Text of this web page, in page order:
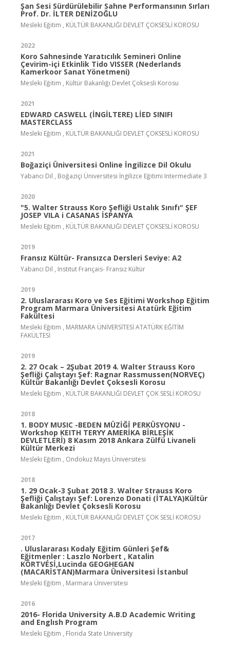
Şan Sesi Sürdürülebilir Sahne Performansının Sırları
Prof. Dr. İLTER DENİZOĞLU
Mesleki Eğitim , KÜLTÜR BAKANLIĞI DEVLET ÇOKSESLİ KOROSU
2022
Koro Sahnesinde Yaratıcılık Semineri Online
Çevirim-içi Etkinlik Tido VISSER (Nederlands
Kamerkoor Sanat Yönetmeni)
Mesleki Eğitim , Kültür Bakanlığı Devlet Çoksesli Korosu
2021
EDWARD CASWELL (İNGİLTERE) LİED SINIFI
MASTERCLASS
Mesleki Eğitim , KÜLTÜR BAKANLIĞI DEVLET ÇOKSESLİ KOROSU
2021
Boğaziçi Üniversitesi Online İngilizce Dil Okulu
Yabancı Dil , Boğaziçi Üniversitesi İngilizce Eğitimi Intermediate 3
2020
"5. Walter Strauss Koro Şefliği Ustalık Sınıfı" ŞEF
JOSEP VILA i CASANAS İSPANYA
Mesleki Eğitim , KÜLTÜR BAKANLIĞI DEVLET ÇOKSESLİ KOROSU
2019
Fransız Kültür- Fransızca Dersleri Seviye: A2
Yabancı Dil , Institut Français- Fransız Kültür
2019
2. Uluslararası Koro ve Ses Eğitimi Workshop Eğitim
Program Marmara Üniversitesi Atatürk Eğitim
Fakültesi
Mesleki Eğitim , MARMARA ÜNİVERSİTESİ ATATÜRK EĞİTİM
FAKÜLTESİ
2019
2. 27 Ocak – 2Şubat 2019 4. Walter Strauss Koro
Şefliği Çalıştayı Şef: Ragnar Rassmussen(NORVEÇ)
Kültür Bakanlığı Devlet Çoksesli Korosu
Mesleki Eğitim , KÜLTÜR BAKANLIĞI DEVLET ÇOK SESLİ KOROSU
2018
1. BODY MUSIC -BEDEN MÜZİĞİ PERKÜSYONU -
Workshop KEITH TERYY AMERİKA BİRLEŞİK
DEVLETLERİ) 8 Kasım 2018 Ankara Zülfü Livaneli
Kültür Merkezi
Mesleki Eğitim , Ondokuz Mayıs Üniversitesi
2018
1. 29 Ocak-3 Şubat 2018 3. Walter Strauss Koro
Şefliği Çalıştayı Şef: Lorenzo Donati (İTALYA)Kültür
Bakanlığı Devlet Çoksesli Korosu
Mesleki Eğitim , KÜLTÜR BAKANLIĞI DEVLET ÇOK SESLİ KOROSU
2017
. Uluslararası Kodaly Eğitim Günleri Şef&
Eğitmenler : Laszlo Norbert , Katalin
KÖRTVÉSİ,Lucinda GEOGHEGAN
(MACARİSTAN)Marmara Üniversitesi İstanbul
Mesleki Eğitim , Marmara Üniversitesi
2016
2016- Florida University A.B.D Academic Writing
and Englısh Program
Mesleki Eğitim , Florida State University